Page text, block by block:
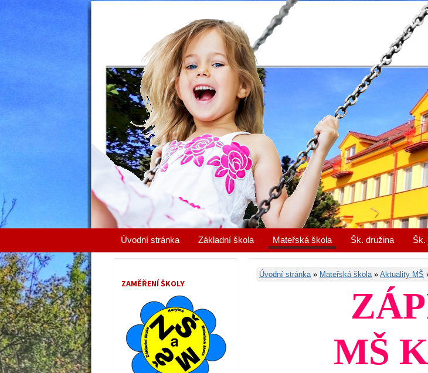
Úvodní stránka Základní škola Mateřská škola Šk. družina Šk.
Úvodní stránka» Mateřská škola» Aktuality MŠ
MŠ
ZAMĚŘENÍ ŠKOLY